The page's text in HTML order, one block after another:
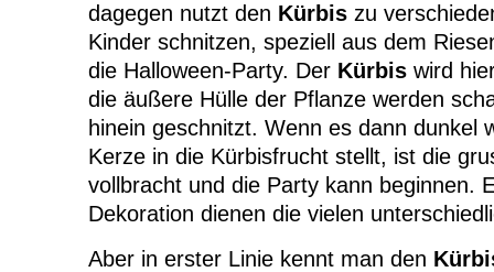
dagegen nutzt den Kürbis zu
Kinder schnitzen, speziell aus dem
die Halloween-Party. Der Kürbis wird
die äußere Hülle der Pflanze werden
hinein geschnitzt. Wenn es dann dunkel
Kerze in die Kürbisfrucht stellt, ist die
vollbracht und die Party kann beginnen.
Dekoration dienen die vielen
Aber in erster Linie kennt man den